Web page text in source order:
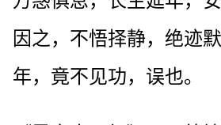
因之，不悟择静，绝迹
年，竟不见功，误也。